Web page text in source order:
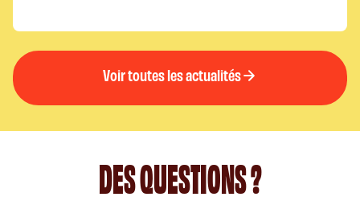
Voir toutes les actualités
DES QUESTIONS ?